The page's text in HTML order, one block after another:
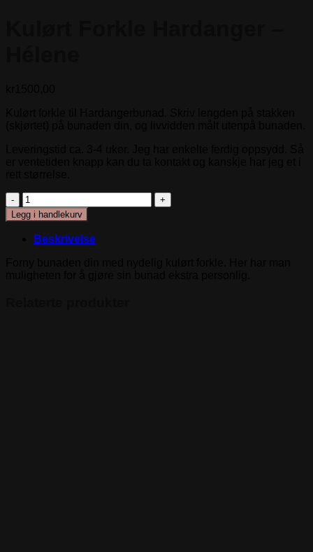
Kulørt
Forkle
Hardanger
Hélene
Legg i handlekurv
Beskrivelse